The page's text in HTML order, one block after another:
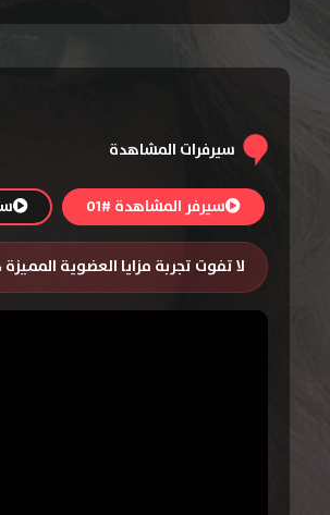
سيرفرات المشاهدة
سيرفر المشاهدة #01
لا تفوت تجربة مزايا العضوية